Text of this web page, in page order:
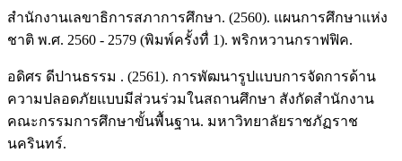
สำนักงานเลขาธิการสภาการศึกษา. (2560). แผนการศึกษาแห่ง
ชาติ พ.ศ. 2560 - 2579 (พิมพ์ครั้งทื่ 1). พริกหวานกราฟฟิค.
อดิศร ดีปานธรรม . (2561). การพัฒนารูปแบบการจัดการด้าน
ความปลอดภัยแบบมีส่วนร่วมในสถานศึกษา สังกัดสำนักงาน
คณะกรรมการศึกษาขั้นพื้นฐาน. มหาวิทยาลัยราชภัฏราช
นครินทร์.